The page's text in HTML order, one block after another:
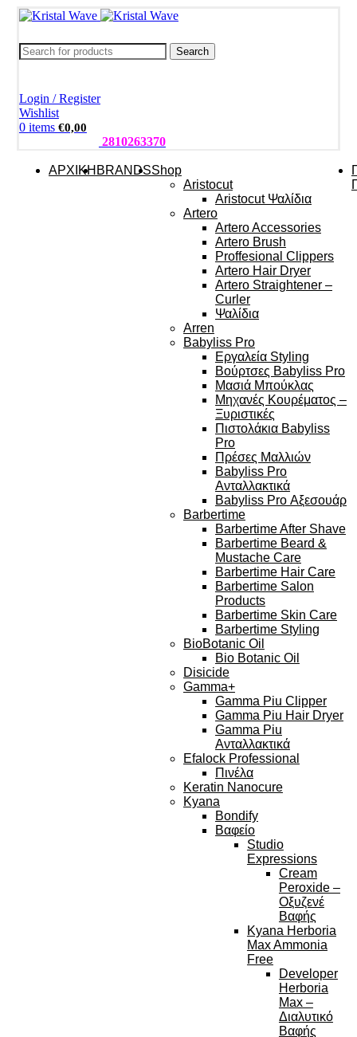
Search
Login / Register
Wishlist
0 items €0,00
2810263370
ΑΡΧΙΚΗ BRANDSShop
Aristocut
Aristocut Ψαλίδια
Artero
Artero Accessories
Artero Brush
Proffesional Clippers
Artero Hair Dryer
Artero Straightener –
Curler
Ψαλίδια
Arren
Babyliss Pro
Εργαλεία Styling
Βούρτσες Babyliss Pro
Μασιά Μπούκλας
Μηχανές Κουρέματος –
Ξυριστικές
Πιστολάκια Babyliss
Pro
Πρέσες Μαλλιών
Babyliss Pro
Ανταλλακτικά
Babyliss Pro Αξεσουάρ
Barbertime
Barbertime After Shave
Barbertime Beard &
Mustache Care
Barbertime Hair Care
Barbertime Salon
Products
Barbertime Skin Care
Barbertime Styling
BioBotanic Oil
Bio Botanic Oil
Disicide
Gamma+
Gamma Piu Clipper
Gamma Piu Hair Dryer
Gamma Piu
Ανταλλακτικά
Efalock Professional
Πινέλα
Keratin Nanocure
Kyana
Bondify
Βαφείο
Studio
Expressions
Cream
Peroxide –
Οξυζενέ
Βαφής
Kyana Herboria
Max Ammonia
Free
Developer
Herboria
Max –
Διαλυτικό
Βαφής